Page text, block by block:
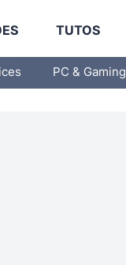
TUTOS
PC & Gaming